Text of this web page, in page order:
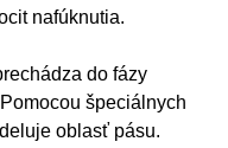
nafúknutia.
do fázy
špeciálnych
oblasť pásu.